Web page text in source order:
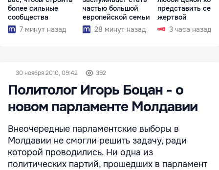
более сильные
сообщества
7 минут назад
частью большой
европейской семьи
28 минут назад
представить себя
жертвой
3 часа назад
30 ноября 2010, 09:42 392
Политолог Игорь Боцан - о
новом парламенте Молдавии
Внеочередные парламентские выборы в
Молдавии не смогли решить задачу, ради
которой проводились. Ни одна из
политических партий, прошедших в парламент